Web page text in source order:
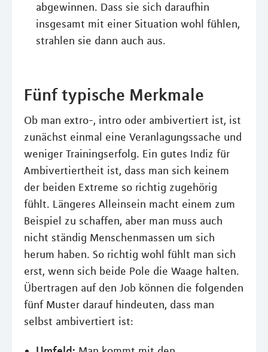
abgewinnen. Dass sie sich daraufhin
insgesamt mit einer Situation wohl fühlen,
strahlen sie dann auch aus.
Fünf typische Merkmale
Ob man extro-, intro oder ambivertiert ist, ist
zunächst einmal eine Veranlagungssache und
weniger Trainingserfolg. Ein gutes Indiz für
Ambivertiertheit ist, dass man sich keinem
der beiden Extreme so richtig zugehörig
fühlt. Längeres Alleinsein macht einem zum
Beispiel zu schaffen, aber man muss auch
nicht ständig Menschenmassen um sich
herum haben. So richtig wohl fühlt man sich
erst, wenn sich beide Pole die Waage halten.
Übertragen auf den Job können die folgenden
fünf Muster darauf hindeuten, dass man
selbst ambivertiert ist: